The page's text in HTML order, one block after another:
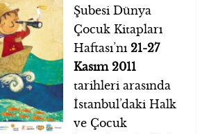
Şubesi Dünya
Çocuk Kitapları
Haftası’nı21-27
Kasım 2011
tarihleri arasında
İstanbul’daki Halk
ve Çocuk